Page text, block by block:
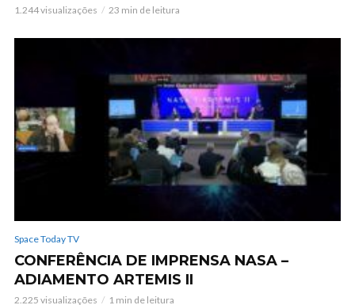
1.244 visualizações 23 min de leitura
Space Today TV
CONFERÊNCIA DE IMPRENSA NASA –
ADIAMENTO ARTEMIS II
2.225 visualizações 1 min de leitura